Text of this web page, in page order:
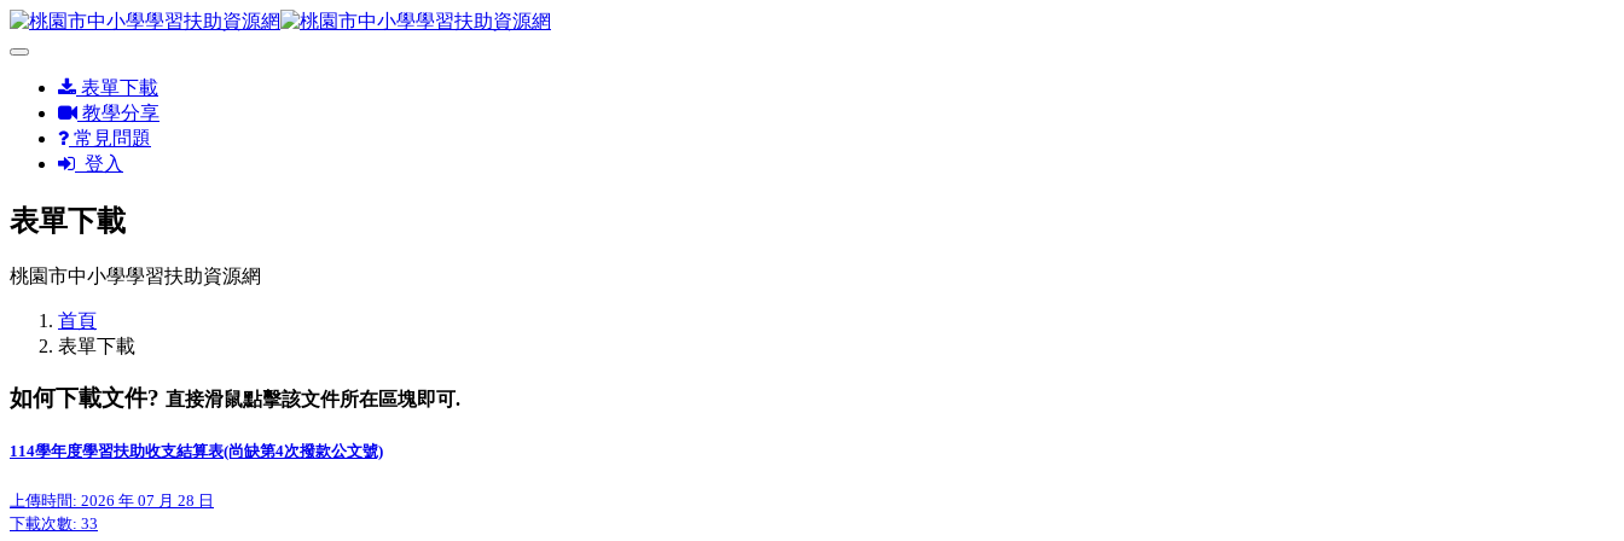
表單下載
教學分享
常見問題
登入
表單下載
桃園市中小學學習扶助資源網
首頁
表單下載
如何下載文件? 直接滑鼠點擊該文件所在區塊即可.
114學年度學習扶助收支結算表(尚缺第4次撥款公文號)
上傳時間: 2026 年 07 月 28 日
下載次數: 33